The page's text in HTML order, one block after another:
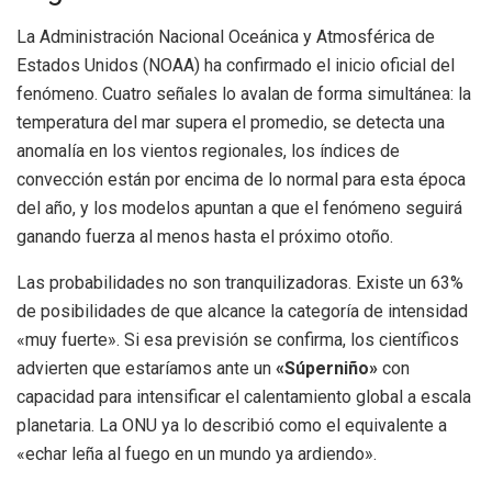
La Administración Nacional Oceánica y Atmosférica de
Estados Unidos (NOAA) ha confirmado el inicio oficial del
fenómeno. Cuatro señales lo avalan de forma simultánea: la
temperatura del mar supera el promedio, se detecta una
anomalía en los vientos regionales, los índices de
convección están por encima de lo normal para esta época
del año, y los modelos apuntan a que el fenómeno seguirá
ganando fuerza al menos hasta el próximo otoño.
Las probabilidades no son tranquilizadoras. Existe un 63%
de posibilidades de que alcance la categoría de intensidad
«muy fuerte». Si esa previsión se confirma, los científicos
advierten que estaríamos ante un «Súperniño» con
capacidad para intensificar el calentamiento global a escala
planetaria. La ONU ya lo describió como el equivalente a
«echar leña al fuego en un mundo ya ardiendo».